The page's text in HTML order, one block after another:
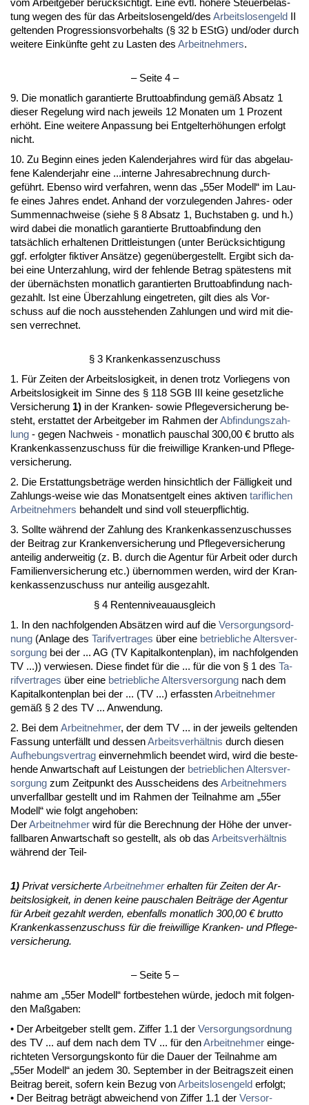
vom Ar­beit­ge­ber berück­sich­tigt. Ei­ne evtl. höhe­re Steu­er­be­las­
tung we­gen des für das Ar­beits­lo­sen­geld/des Ar­beits­lo­sen­geld II
gel­ten­den Pro­gres­si­ons­vor­be­halts (§ 32 b EStG) und/oder durch
wei­te­re Einkünf­te geht zu Las­ten des Ar­beit­neh­mers.
– Sei­te 4 –
9. Die mo­nat­lich ga­ran­tier­te Brut­to­ab­fin­dung gemäß Ab­satz 1
die­ser Re­ge­lung wird nach je­weils 12 Mo­na­ten um 1 Pro­zent
erhöht. Ei­ne wei­te­re An­pas­sung bei Ent­gel­terhöhun­gen er­folgt
nicht.
10. Zu Be­ginn ei­nes je­den Ka­len­der­jah­res wird für das ab­ge­lau­
fe­ne Ka­len­der­jahr ei­ne ...in­ter­ne Jah­res­ab­rech­nung durch­
geführt. Eben­so wird ver­fah­ren, wenn das „55er Mo­dell“ im Lau­
fe ei­nes Jah­res en­det. An­hand der vor­zu­le­gen­den Jah­res- oder
Sum­men­nach­wei­se (sie­he § 8 Ab­satz 1, Buch­sta­ben g. und h.)
wird da­bei die mo­nat­lich ga­ran­tier­te Brut­to­ab­fin­dung den
tatsächlich er­hal­te­nen Dritt­leis­tun­gen (un­ter Berück­sich­ti­gung
ggf. er­folg­ter fik­ti­ver Ansätze) ge­genüber­ge­stellt. Er­gibt sich da­
bei ei­ne Un­ter­zah­lung, wird der feh­len­de Be­trag spätes­tens mit
der übernächs­ten mo­nat­lich ga­ran­tier­ten Brut­to­ab­fin­dung nach­
ge­zahlt. Ist ei­ne Über­zah­lung ein­ge­tre­ten, gilt dies als Vor­
schuss auf die noch aus­ste­hen­den Zah­lun­gen und wird mit die­
sen ver­rech­net.
§ 3 Kran­ken­kas­sen­zu­schuss
1. Für Zei­ten der Ar­beits­lo­sig­keit, in de­nen trotz Vor­lie­gens von
Ar­beits­lo­sig­keit im Sin­ne des § 118 SGB III kei­ne ge­setz­li­che
Ver­si­che­rung 1) in der Kran­ken- so­wie Pfle­ge­ver­si­che­rung be­
steht, er­stat­tet der Ar­beit­ge­ber im Rah­men derAb­fin­dungs­zah­
lung - ge­gen Nach­weis - mo­nat­lich pau­schal 300,00 € brut­to als
Kran­ken­kas­sen­zu­schuss für die frei­wil­li­ge Kran­ken-und Pfle­ge­
ver­si­che­rung.
2. Die Er­stat­tungs­beträge wer­den hin­sicht­lich der Fällig­keit und
Zah­lungs-wei­se wie das Mo­nats­ent­gelt ei­nes ak­ti­ven ta­rif­li­chen
Ar­beit­neh­mers be­han­delt und sind voll steu­er­pflich­tig.
3. Soll­te während der Zah­lung des Kran­ken­kas­sen­zu­schus­ses
der Bei­trag zur Kran­ken­ver­si­che­rung und Pfle­ge­ver­si­che­rung
an­tei­lig an­der­wei­tig (z. B. durch die Agen­tur für Ar­beit oder durch
Fa­mi­li­en­ver­si­che­rung etc.) über­nom­men wer­den, wird der Kran­
ken­kas­sen­zu­schuss nur an­tei­lig aus­ge­zahlt.
§ 4 Ren­ten­ni­veau­aus­gleich
1. In den nach­fol­gen­den Absätzen wird auf die Ver­sor­gungs­ord­
nung (An­la­ge des Ta­rif­ver­tra­ges über ei­ne be­trieb­li­che Al­ters­ver­
sor­gung bei der ... AG (TV Ka­pi­tal­kon­ten­plan), im nach­fol­gen­den
TV ...)) ver­wie­sen. Die­se fin­det für die ... für die von § 1 des Ta­
rif­ver­tra­ges über ei­ne be­trieb­li­che Al­ters­ver­sor­gung nach dem
Ka­pi­tal­kon­ten­plan bei der ... (TV ...) er­fass­tenAr­beit­neh­mer
gemäß § 2 des TV ... An­wen­dung.
2. Bei dem Ar­beit­neh­mer, der dem TV ... in der je­weils gel­ten­den
Fas­sung un­terfällt und des­senAr­beits­verhält­nis durch die­sen
Auf­he­bungs­ver­trag ein­ver­nehm­lich be­en­det wird, wird die be­ste­
hen­de An­wart­schaft auf Leis­tun­gen der be­trieb­li­chen Al­ters­ver­
sor­gung zum Zeit­punkt des Aus­schei­dens des Ar­beit­neh­mers
un­ver­fall­bar ge­stellt und im Rah­men der Teil­nah­me am „55er
Mo­dell“ wie folgt an­ge­ho­ben:
DerAr­beit­neh­mer wird für die Be­rech­nung der Höhe der un­ver­
fall­ba­ren An­wart­schaft so ge­stellt, als ob das Ar­beits­verhält­nis
während der Teil-
1) Pri­vat ver­si­cher­teAr­beit­neh­merer­hal­ten für Zei­ten der Ar­
beits­lo­sig­keit, in de­nen kei­ne pau­scha­len Beiträge der Agen­tur
für Ar­beit ge­zahlt wer­den, eben­falls mo­nat­lich 300,00 € brut­to
Kran­ken­kas­sen­zu­schuss für die frei­wil­li­ge Kran­ken- und Pfle­ge­
ver­si­che­rung.
– Sei­te 5 –
nah­me am „55er Mo­dell“ fort­be­ste­hen würde, je­doch mit fol­gen­
den Maßga­ben:
• Der Ar­beit­ge­ber stellt gem. Zif­fer 1.1 der Ver­sor­gungs­ord­nung
des TV ... auf dem nach dem TV ... für denAr­beit­neh­mer ein­ge­
rich­te­ten Ver­sor­gungs­kon­to für die Dau­er der Teil­nah­me am
„55er Mo­dell“ an je­dem 30. Sep­tem­ber in der Bei­trags­zeit ei­nen
Bei­trag be­reit, so­fern kein Be­zug vonAr­beits­lo­sen­geld er­folgt;
• Der Bei­trag beträgt ab­wei­chend von Zif­fer 1.1 der Ver­sor­